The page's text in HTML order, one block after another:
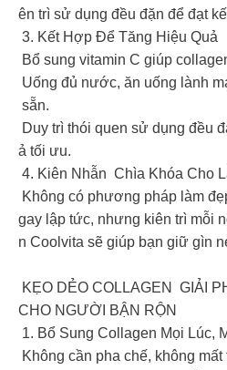
ên trì sử dụng đều đặn để đạt
3. Kết Hợp Để Tăng Hiệu Quả
Bổ sung vitamin C giúp
Uống đủ nước, ăn uống lành
sẵn.
Duy trì thói quen sử dụng đều
ả tối ưu.
4. Kiên Nhẫn Chìa Khóa Cho
Không có phương pháp làm
gay lập tức, nhưng kiên trì mỗi
n Coolvita sẽ giúp bạn giữ gìn
KẸO DẺO COLLAGEN GIẢI
CHO NGƯỜI BẬN RỘN
1. Bổ Sung Collagen Mọi Lúc,
Không cần pha chế, không